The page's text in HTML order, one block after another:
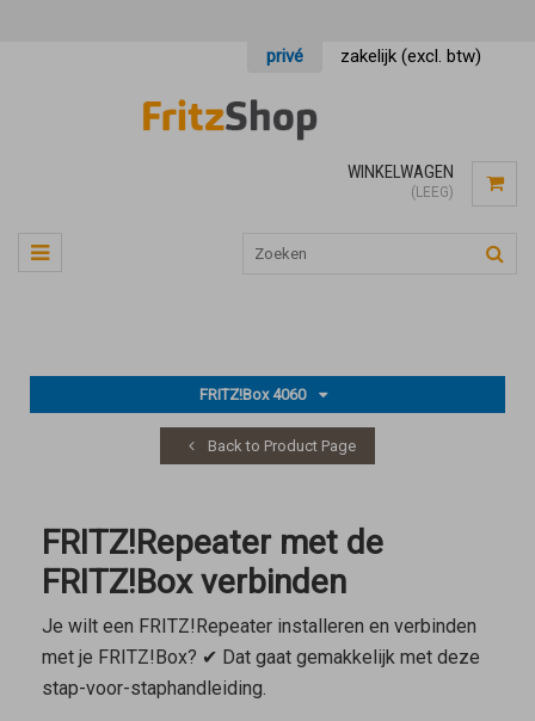
privé zakelijk (excl. btw)
WINKELWAGEN
(LEEG)
FRITZ!Box 4060
Back to Product Page
FRITZ!Repeater met de
FRITZ!Box verbinden
Je wilt een FRITZ!Repeater installeren en verbinden
met je FRITZ!Box? ✔ Dat gaat gemakkelijk met deze
stap-voor-staphandleiding.